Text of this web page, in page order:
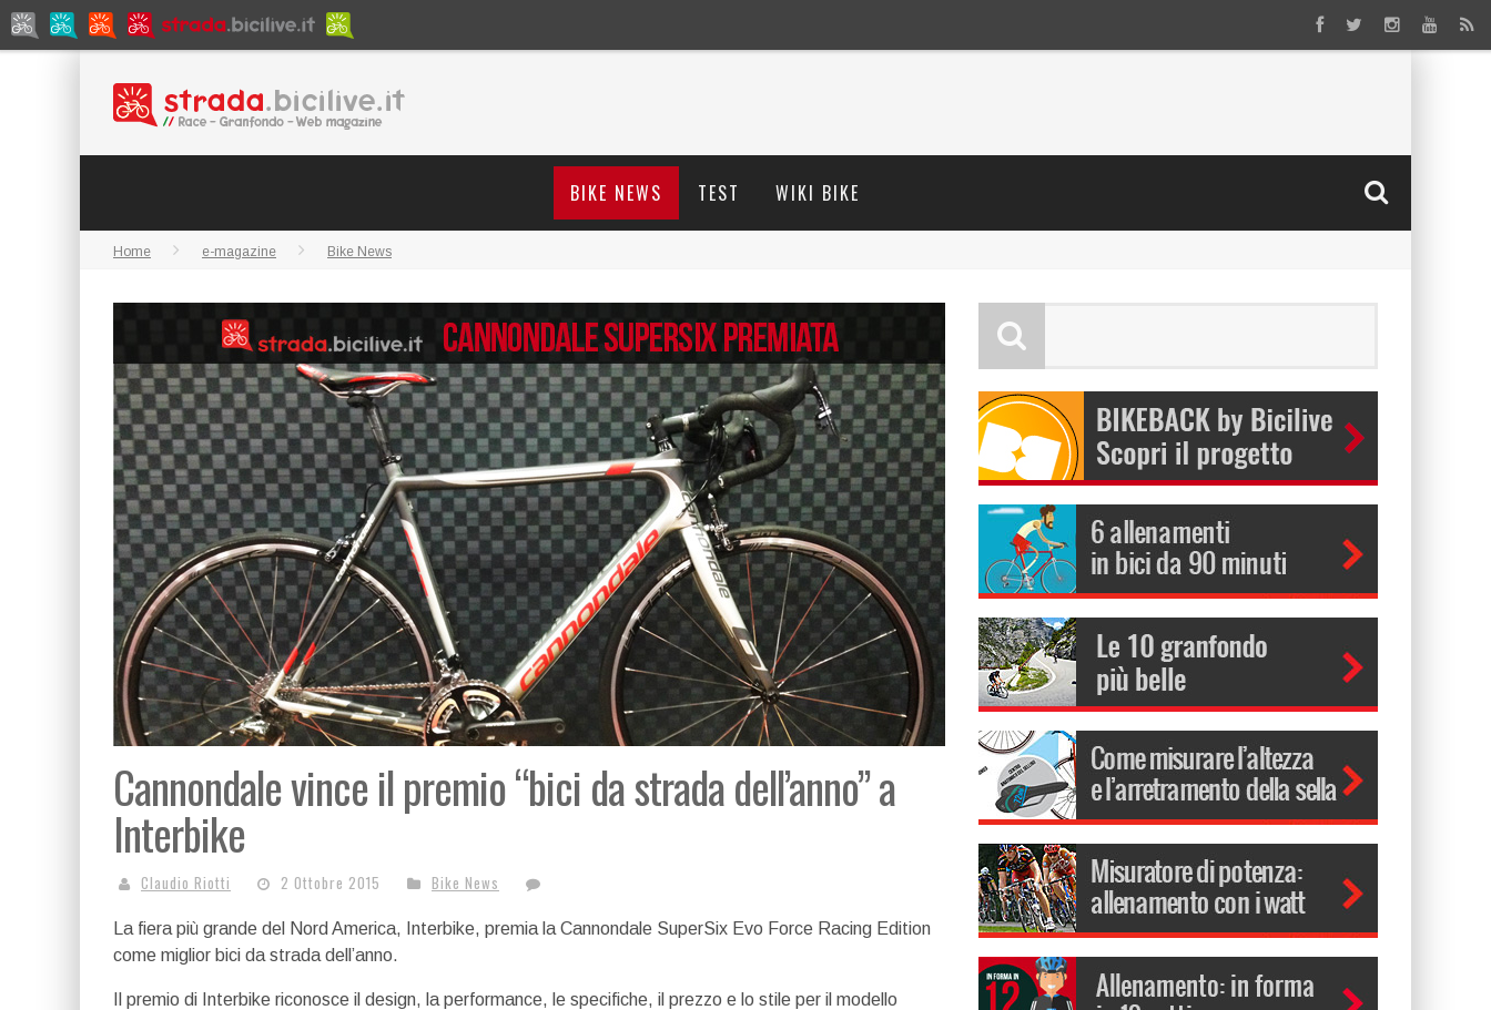
BIKE NEWS TEST WIKI BIKE
Home e-magazine Bike News
Cannondale vince il premio “bici da strada dell’anno” a
Interbike
Claudio Riotti 2 Ottobre 2015 Bike News
La fiera più grande del Nord America, Interbike, premia la Cannondale SuperSix Evo Force Racing Edition
come miglior bici da strada dell’anno.
Il premio di Interbike riconosce il design, la performance, le specifiche, il prezzo e lo stile per il modello